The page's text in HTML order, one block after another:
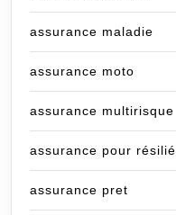
assurance maladie
assurance moto
assurance multirisque
assurance pour résilié
assurance pret